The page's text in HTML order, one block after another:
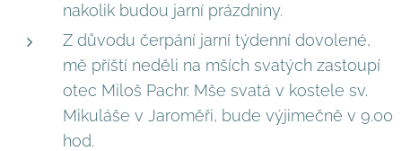
nakolik budou jarní prázdniny.
Z důvodu čerpání jarní týdenní dovolené,
mě příští neděli na mších svatých zastoupí
otec Miloš Pachr. Mše svatá v kostele sv.
Mikuláše v Jaroměři, bude výjimečně v 9.00
hod.